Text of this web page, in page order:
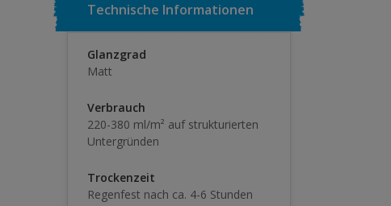
Technische Informationen
Glanzgrad
Matt
Verbrauch
220-380 ml/m² auf strukturierten
Untergründen
Trockenzeit
Regenfest nach ca. 4-6 Stunden